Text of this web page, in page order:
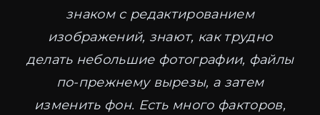
знаком с редактированием
изображений, знают, как трудно
делать небольшие фотографии, файлы
по-прежнему вырезы, а затем
изменить фон. Есть много факторов,